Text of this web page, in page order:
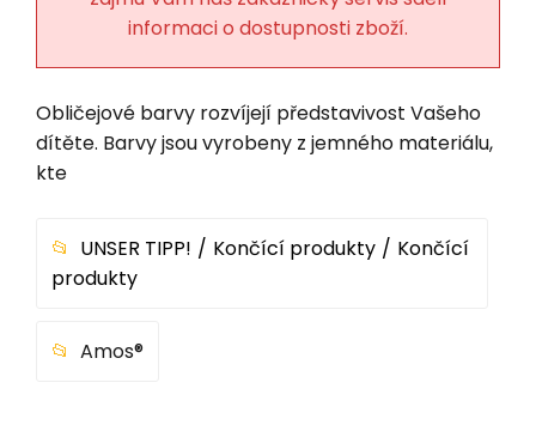
informaci o dostupnosti zboží.
Obličejové barvy rozvíjejí představivost Vašeho
dítěte. Barvy jsou vyrobeny z jemného materiálu,
kte
UNSER TIPP! Končící produkty
Končící
produkty
Amos®